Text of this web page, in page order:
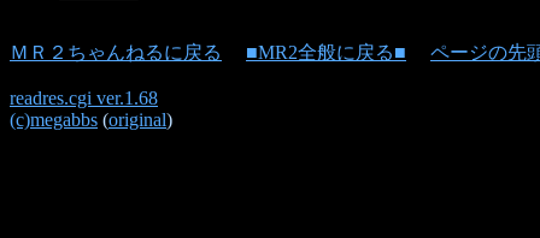
ＭＲ２ちゃんねるに戻る ■MR2全般に戻る■ ページの先
readres.cgi ver.1.68
(c)megabbs (original)